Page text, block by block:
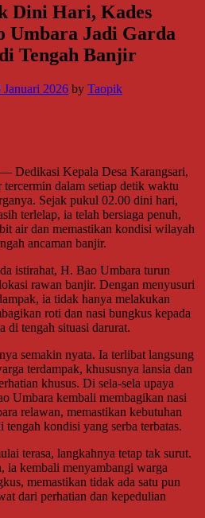
Dini Hari, Kades
Umbara Jadi Garda
Tengah Banjir
Januari 2026 by Taopik
Dedikasi Kepala Desa Karangsari,
dalam setiap detik waktu
Sejak pukul 02.00 dini hari,
terlelap, ia telah bersiaga penuh,
air dan memastikan kondisi wilayah
ancaman banjir.
istirahat, H. Bao Umbara turun
rawan banjir. Dengan menyusuri
ia tidak hanya melakukan
roti dan nasi bungkus kepada
di tengah situasi darurat.
semakin nyata. Ia terlibat langsung
terdampak, khususnya lansia dan
khusus. Di sela-sela upaya
Umbara kembali membagikan nasi
relawan, memastikan kebutuhan
tengah kondisi yang serba terbatas.
terasa, langkahnya tetap tak surut.
ia kembali menyambangi warga
memastikan tidak ada satu pun
dari perhatian dan kepedulian